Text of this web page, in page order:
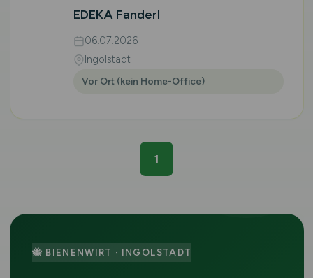
EDEKA Fanderl
06.07.2026
Ingolstadt
Vor Ort (kein Home-Office)
1
🐝 BIENENWIRT · INGOLSTADT